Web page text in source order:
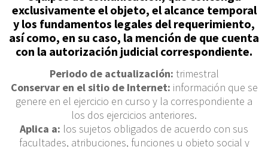
exclusivamente el objeto, el alcance temporal
y los fundamentos legales del requerimiento,
así como, en su caso, la mención de que cuenta
con la autorización judicial correspondiente.
Periodo de actualización: trimestral
Conservar en el sitio de Internet: información que se
genere en el ejercicio en curso y la correspondiente a
los dos ejercicios anteriores.
Aplica a: los sujetos obligados de acuerdo con sus
facultades, atribuciones, funciones u objeto social y